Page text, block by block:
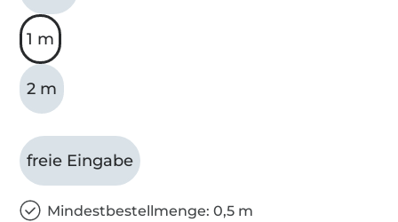
1 m
2 m
freie Eingabe
Mindestbestellmenge: 0,5 m